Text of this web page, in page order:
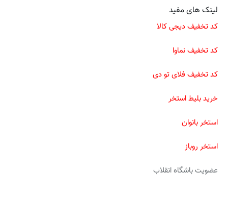
لینک های مفید
کد تخفیف دیجی کالا
کد تخفیف نماوا
کد تخفیف فلای تو دی
خرید بلیط استخر
استخر بانوان
استخر روباز
عضویت باشگاه انقلاب